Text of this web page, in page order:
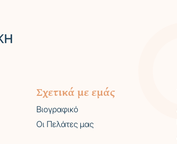
Σχετικά με εμάς
Βιογραφικό
Οι Πελάτες μας